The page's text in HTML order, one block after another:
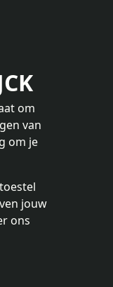
om
van
om je
jouw
ons